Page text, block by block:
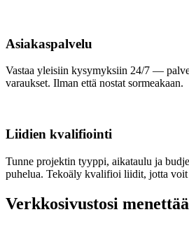
Asiakaspalvelu
Vastaa yleisiin kysymyksiin 24/7 —
varaukset. Ilman että nostat sormeakaan.
Liidien kvalifiointi
Tunne projektin tyyppi, aikataulu ja
puhelua. Tekoäly kvalifioi liidit, jotta
Verkkosivustosi